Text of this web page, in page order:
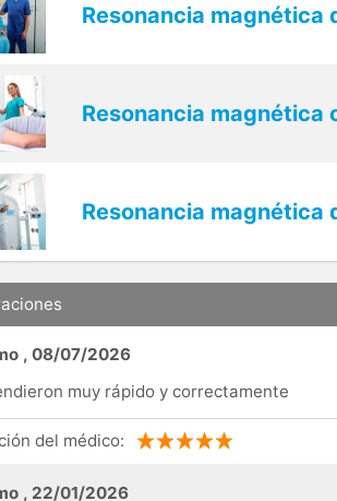
Resonancia magnética
Resonancia magnética
Resonancia magnética
, 08/07/2026
muy rápido y correctamente
del médico:
, 22/01/2026